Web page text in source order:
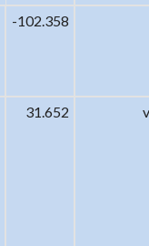
-102.358
31.652